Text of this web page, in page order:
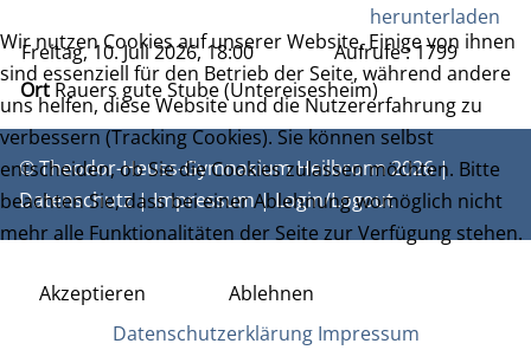
Freitag, 10. Juli 2026, 18:00 Aufrufe: 1799
Ort Rauers gute Stube (Untereisesheim)
© Theodor-Heuss-Gymnasium Heilbronn 2026 |
Datenschutz|Impressum|Login/Logout
Wir nutzen Cookies auf unserer Website. Einige von ihnen
sind essenziell für den Betrieb der Seite, während andere
uns helfen, diese Website und die Nutzererfahrung zu
verbessern (Tracking Cookies). Sie können selbst
entscheiden, ob Sie die Cookies zulassen möchten. Bitte
beachten Sie, dass bei einer Ablehnung womöglich nicht
mehr alle Funktionalitäten der Seite zur Verfügung stehen.
Akzeptieren
Ablehnen
Datenschutzerklärung Impressum